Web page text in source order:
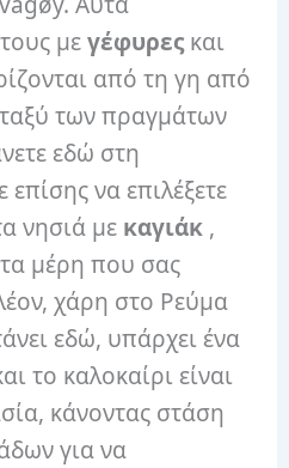
μεγέφυρεςκαι
από τη γη από
των πραγμάτων
εδώ στη
να επιλέξετε
νησιά με καγιάκ ,
μέρη που σας
χάρη στο Ρεύμα
εδώ, υπάρχει ένα
το καλοκαίρι είναι
κάνοντας στάση
για να